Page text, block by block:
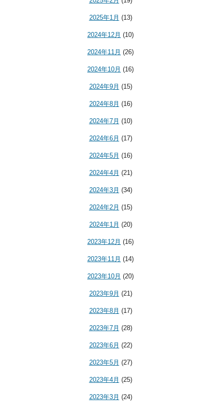
2025年1月 (13)
2024年12月 (10)
2024年11月 (26)
2024年10月 (16)
2024年9月 (15)
2024年8月 (16)
2024年7月 (10)
2024年6月 (17)
2024年5月 (16)
2024年4月 (21)
2024年3月 (34)
2024年2月 (15)
2024年1月 (20)
2023年12月 (16)
2023年11月 (14)
2023年10月 (20)
2023年9月 (21)
2023年8月 (17)
2023年7月 (28)
2023年6月 (22)
2023年5月 (27)
2023年4月 (25)
2023年3月 (24)